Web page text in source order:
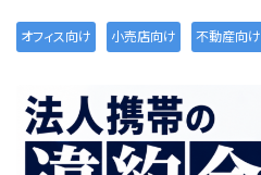
オフィス向け 小売店向け 不動産向け